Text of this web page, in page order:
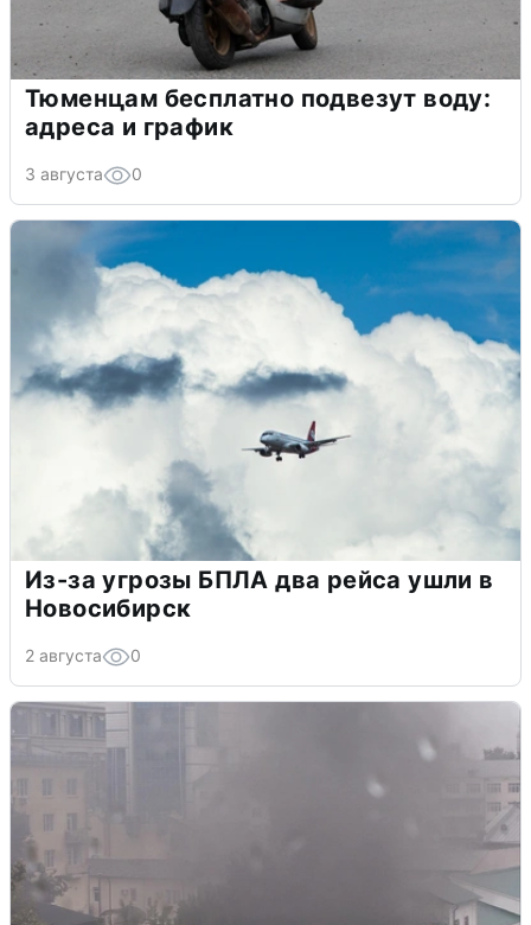
Тюменцам бесплатно подвезут воду:
адреса и график
3 августа 0
Из-за угрозы БПЛА два рейса ушли в
Новосибирск
2 августа 0